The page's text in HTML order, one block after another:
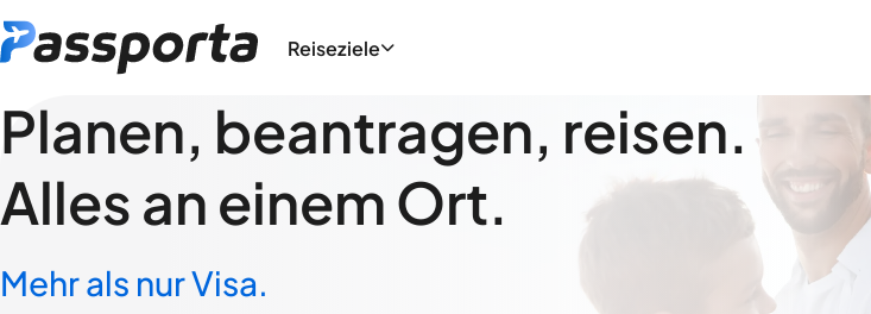
Reiseziele
Planen, beantragen, reisen.
Alles an einem Ort.
Mehr als nur Visa.